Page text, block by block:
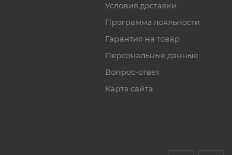
Условия доставки
Программа лояльности
Гарантия на товар
Персональные данные
Вопрос-ответ
Карта сайта